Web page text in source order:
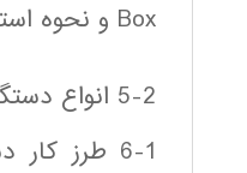
Box و نحوه استفاده از آن
5-2 انواع دستگاه Resistance Box